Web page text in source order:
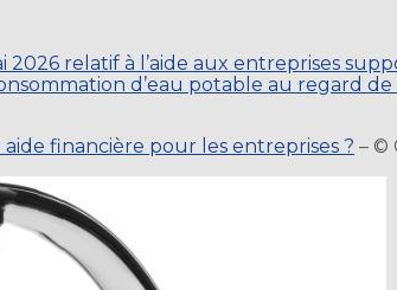
2026 relatif à l’aide aux entreprises
d’eau potable au regard
financière pour les entreprises ? – ©